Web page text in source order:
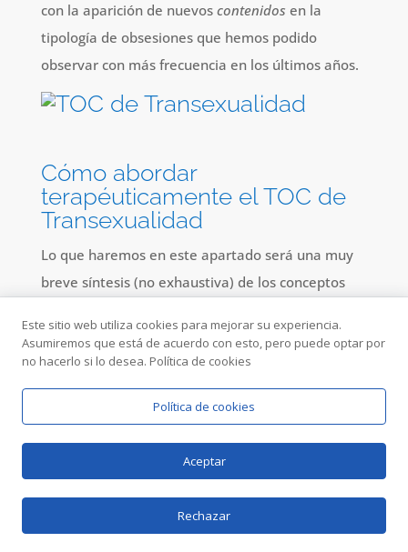
con la aparición de nuevos contenidos en la
tipología de obsesiones que hemos podido
observar con más frecuencia en los últimos años.
Cómo abordar
terapéuticamente el TOC de
Transexualidad
Lo que haremos en este apartado será una muy
breve síntesis (no exhaustiva) de los conceptos
éxito en el IPITIA para abordar este problema en
concreto y el TOC en general.
El IPITIA ha desarrollado un enfoque terapéutico
ante las complejidades de la identidad de género
personas que experimentan el TOC de
Este sitio web utiliza cookies para mejorar su experiencia.
Asumiremos que está de acuerdo con esto, pero puede optar por
no hacerlo si lo desea. Política de cookies
Política de cookies
Aceptar
Rechazar